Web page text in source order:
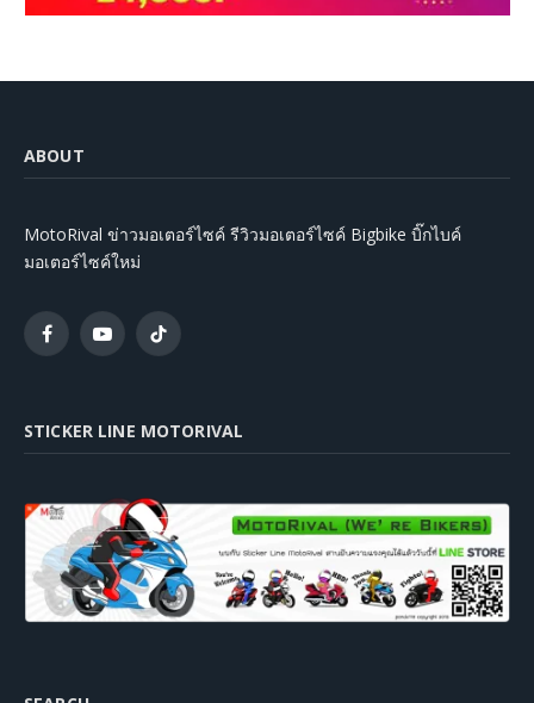
ABOUT
MotoRival ข่าวมอเตอร์ไซค์ รีวิวมอเตอร์ไซค์ Bigbike บิ๊กไบค์
มอเตอร์ไซค์ใหม่
FacebookYouTubeTikTok
STICKER LINE MOTORIVAL